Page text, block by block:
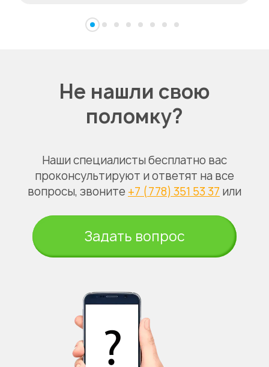
Не нашли свою
поломку?
Наши специалисты бесплатно вас
проконсультируют и ответят на все
вопросы, звоните +7 (778) 351 53 37 или
Задать вопрос